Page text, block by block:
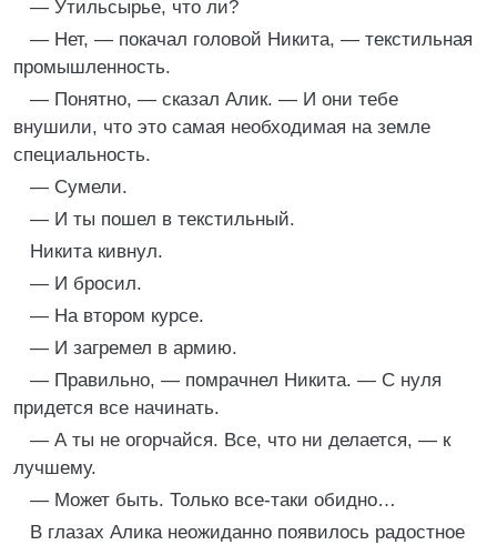
— Утильсырье, что ли?
— Нет, — покачал головой Никита, — текстильная
промышленность.
— Понятно, — сказал Алик. — И они тебе
внушили, что это самая необходимая на земле
специальность.
— Сумели.
— И ты пошел в текстильный.
Никита кивнул.
— И бросил.
— На втором курсе.
— И загремел в армию.
— Правильно, — помрачнел Никита. — С нуля
придется все начинать.
— А ты не огорчайся. Все, что ни делается, — к
лучшему.
— Может быть. Только все-таки обидно…
В глазах Алика неожиданно появилось радостное